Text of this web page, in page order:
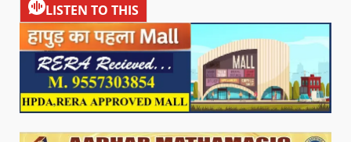
LISTEN TO THIS